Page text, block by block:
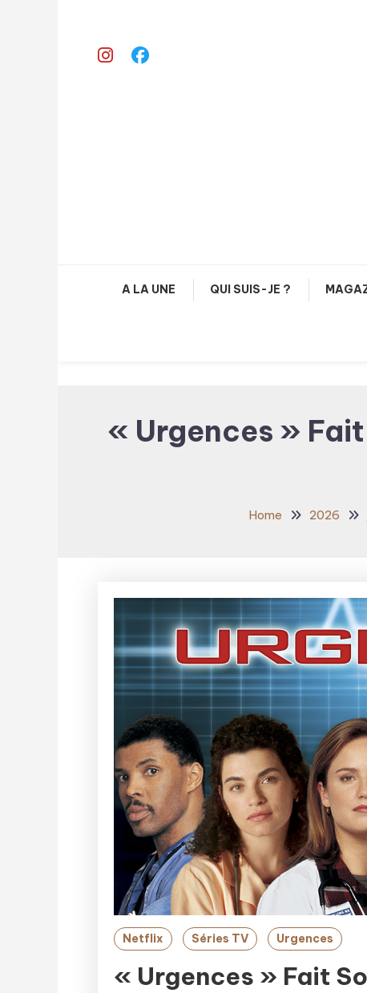
Content
A LA UNE QUI SUIS-JE ?
« Urgences »
Home 2026
Netflix Séries TV Urgences
« Urgences » Fait